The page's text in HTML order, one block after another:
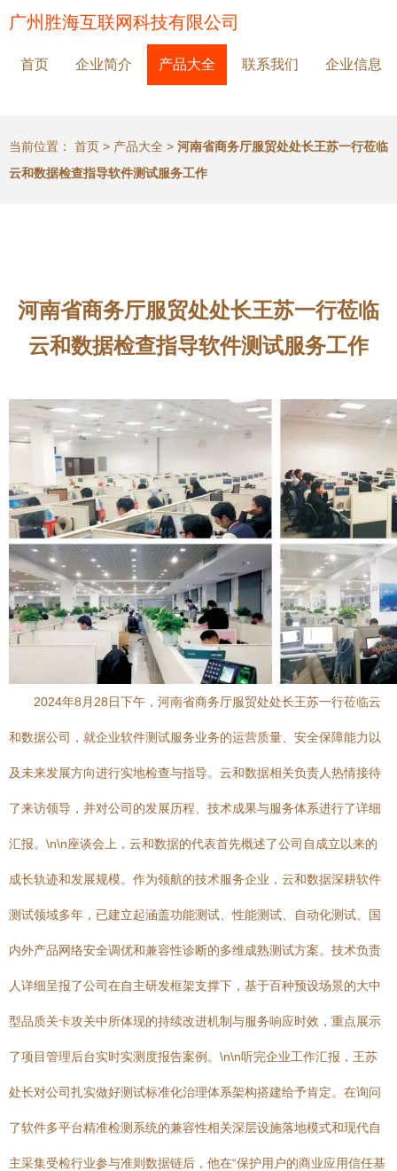
广州胜海互联网科技有限公司
首页 企业简介 产品大全 联系我们 企业信息
当前位置： 首页 > 产品大全 > 河南省商务厅服贸处处长王苏一行莅临
云和数据检查指导软件测试服务工作
河南省商务厅服贸处处长王苏一行莅临
云和数据检查指导软件测试服务工作
2024年8月28日下午，河南省商务厅服贸处处长王苏一行莅临云
和数据公司，就企业软件测试服务业务的运营质量、安全保障能力以
及未来发展方向进行实地检查与指导。云和数据相关负责人热情接待
了来访领导，并对公司的发展历程、技术成果与服务体系进行了详细
汇报。\n\n座谈会上，云和数据的代表首先概述了公司自成立以来的
成长轨迹和发展规模。作为领航的技术服务企业，云和数据深耕软件
测试领域多年，已建立起涵盖功能测试、性能测试、自动化测试、国
内外产品网络安全调优和兼容性诊断的多维成熟测试方案。技术负责
人详细呈报了公司在自主研发框架支撑下，基于百种预设场景的大中
型品质关卡攻关中所体现的持续改进机制与服务响应时效，重点展示
了项目管理后台实时实测度报告案例。\n\n听完企业工作汇报，王苏
处长对公司扎实做好测试标准化治理体系架构搭建给予肯定。在询问
了软件多平台精准检测系统的兼容性相关深层设施落地模式和现代自
主采集受检行业参与准则数据链后，他在“保护用户的商业应用信任基